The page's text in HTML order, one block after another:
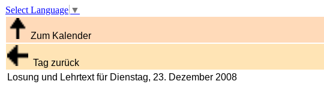
Select Language ▼
Zum Kalender
Tag zurück
Losung und Lehrtext für Dienstag, 23. Dezember 2008